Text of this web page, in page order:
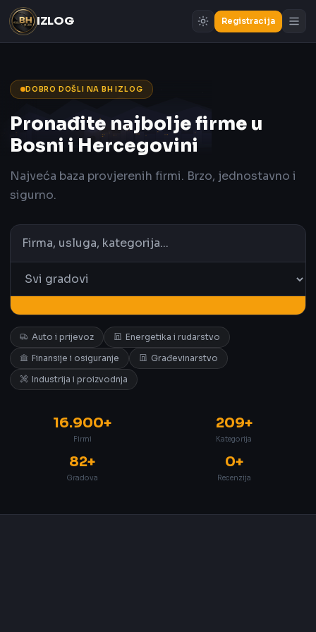
IZLOG Registracija
DOBRO DOŠLI NA BH IZLOG
Pronađite najbolje firme u
Bosni i Hercegovini
Najveća baza provjerenih firmi. Brzo, jednostavno i
sigurno.
Auto i prijevoz
Energetika i rudarstvo
Finansije i osiguranje
Građevinarstvo
Industrija i proizvodnja
16.900+
Firmi
209+
Kategorija
82+
Gradova
0+
Recenzija